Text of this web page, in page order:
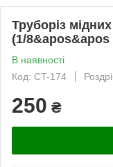
Труборіз
(1/
В наявності
Код: CT-174
250 ₴